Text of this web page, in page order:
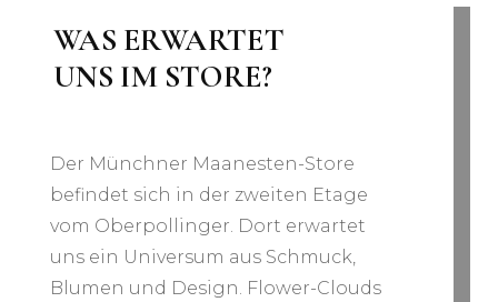
WAS ERWARTET
UNS IM STORE?
Der Münchner Maanesten-Store
befindet sich in der zweiten Etage
vom Oberpollinger. Dort erwartet
uns ein Universum aus Schmuck,
Blumen und Design. Flower-Clouds